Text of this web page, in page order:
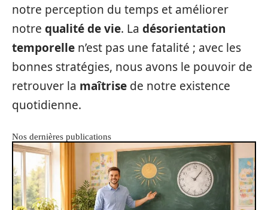
notre perception du temps et améliorer
notre qualité de vie. La désorientation
temporelle n’est pas une fatalité ; avec les
bonnes stratégies, nous avons le pouvoir de
retrouver la maîtrise de notre existence
quotidienne.
Nos dernières publications